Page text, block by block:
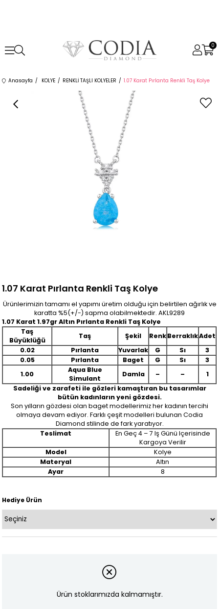
0
Anasayfa KOLYE RENKLİ TAŞLI KOLYELER 1.07 Karat Pırlanta Renkli Taş Kolye
1.07 Karat Pırlanta Renkli Taş Kolye
Ürünlerimizin tamamı el yapımı üretim olduğu için belirtilen ağırlık ve
karatta %5(+/-) sapma olabilmektedir. AKL9289
1.07 Karat 1.97gr Altın Pırlanta Renkli Taş Kolye
Taş
Büyüklüğü
Taş Şekil RenkBerraklıkAdet
0.02
Pırlanta Yuvarlak G Sı
3
0.05
Pırlanta Baget G Sı
3
1.00
Aqua Blue
Simulant
Damla – –
1
Sadeliği ve zarafeti ile gözleri kamaştıran bu tasarımlar
bütün kadınların yeni gözdesi.
Son yılların gözdesi olan baget modellerimiz her kadının tercihi
olmaya devam ediyor. Farklı çeşit modelleri bulunan Codia
Diamond stilinde de fark yaratıyor.
Teslimat
En Geç 4 – 7 Iş Günü Içerisinde
Kargoya Verilir
Model
Kolye
Materyal
Altın
Ayar
8
Hediye Ürün
Ürün stoklarımızda kalmamıştır.